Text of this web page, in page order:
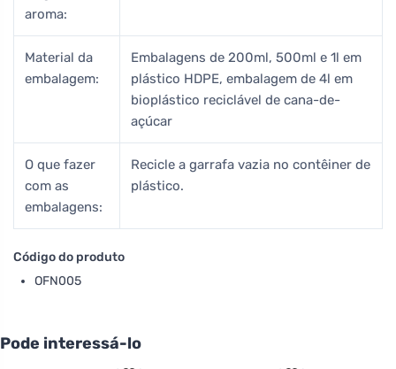
aroma:
Material da
embalagem:
Embalagens de 200ml, 500ml e 1l em
plástico HDPE, embalagem de 4l em
bioplástico reciclável de cana-de-
açúcar
O que fazer
com as
embalagens:
Recicle a garrafa vazia no contêiner de
plástico.
Código do produto
OFN005
Pode interessá-lo